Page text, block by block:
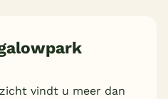
vindt u meer dan